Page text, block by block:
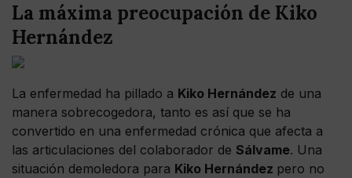
La máxima preocupación de Kiko
Hernández
La enfermedad ha pillado a Kiko Hernández de una
manera sobrecogedora, tanto es así que se ha
convertido en una enfermedad crónica que afecta a
las articulaciones del colaborador de Sálvame. Una
situación demoledora para Kiko Hernández pero no